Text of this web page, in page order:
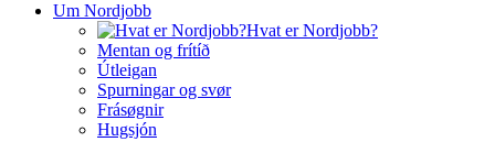
Um Nordjobb
Hvat er Nordjobb?
Mentan og frítíð
Útleigan
Spurningar og svør
Frásøgnir
Hugsjón